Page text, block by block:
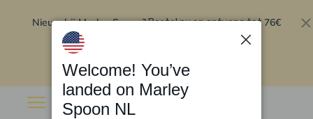
Nieuw bij Marley Spoon?Bestel nu en ontvang tot 76€
Welcome! You’ve
landed on Marley
Spoon NL